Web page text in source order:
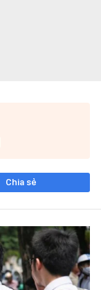
Chia sẻ